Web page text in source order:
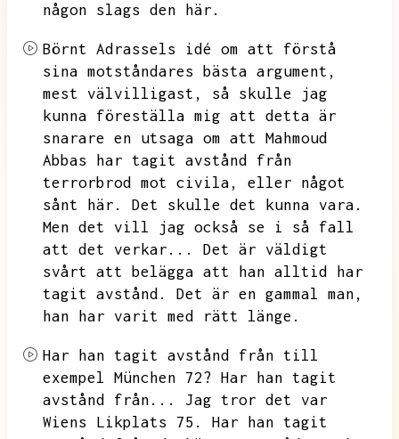
någon slags den här.
Börnt Adrassels idé om att förstå
sina motståndares bästa argument,
mest välvilligast,
så skulle jag
kunna föreställa mig att detta är
snarare en utsaga om att Mahmoud
Abbas har tagit avstånd från
terrorbrod mot civila,
eller något
sånt här.
Det skulle det kunna vara.
Men det vill jag också se i så fall
att det verkar...
Det är väldigt
svårt att belägga att han alltid har
tagit avstånd.
Det är en gammal man,
han har varit med rätt länge.
Har han tagit avstånd från till
exempel München 72? Har han tagit
avstånd från...
Jag tror det var
Wiens Likplats 75.
Har han tagit